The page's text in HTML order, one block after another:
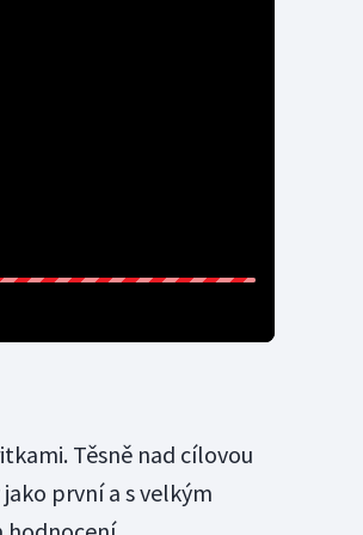
Těsně nad cílovou
první a s velkým